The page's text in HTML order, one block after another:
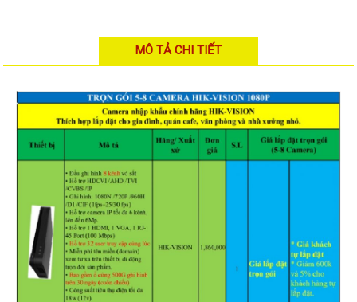
Thiết bị chống trộm
Thiết bị chống trộm Paradox
Thiết bị Enforcer
Khóa điện tử VIRO
Khóa điện tử KBVISION
Access control Syris
Giải pháp
LẮP ĐẶT CAMERA TRỌN GÓI
GIẢI PHÁP CAMERA AN NINH
BÁO ĐỘNG CHỐNG TRỘM
GIẢI PHÁP GIÁM SÁT RA VÀO
GIẢI PHÁP NHỎ TRỌN GÓI
MÔ TẢ CHI TIẾT